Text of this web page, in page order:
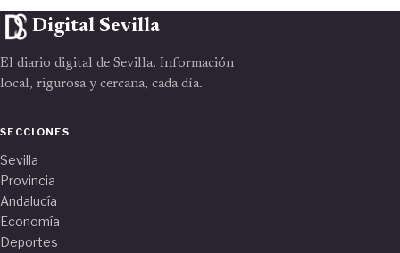
Digital Sevilla
El diario digital de Sevilla. Información
local, rigurosa y cercana, cada día.
SECCIONES
Sevilla
Provincia
Andalucía
Economía
Deportes